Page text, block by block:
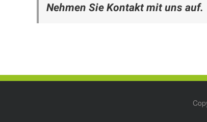
Nehmen Sie Kontakt mit uns auf.